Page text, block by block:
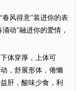
春风得意”装进你的表
动”融进你的爱情，
体穿厚，上体可
，舒展形体，倦懒
肝，酸味少食，利